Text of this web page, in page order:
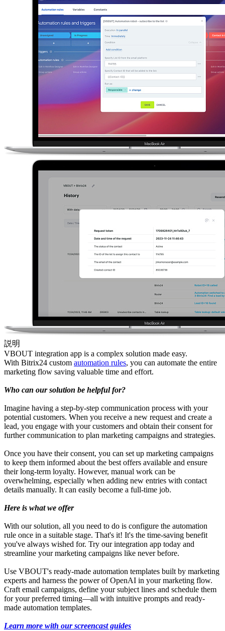
説明
VBOUT integration app is a complex solution made easy.
With Bitrix24 custom automation rules, you can automate the entire
marketing flow saving valuable time and effort.
Who can our solution be helpful for?
Imagine having a step-by-step communication process with your
potential customers. When you receive a new request and create a
lead, you engage with your customers and obtain their consent for
further communication to plan marketing campaigns and strategies.
Once you have their consent, you can set up marketing campaigns
to keep them informed about the best offers available and ensure
their long-term loyalty. However, manual work can be
overwhelming, especially when adding new entries with contact
details manually. It can easily become a full-time job.
Here is what we offer
With our solution, all you need to do is configure the automation
rule once in a suitable stage. That's it! It's the time-saving benefit
you've always wished for. Try our integration app today and
streamline your marketing campaigns like never before.
Use VBOUT's ready-made automation templates built by marketing
experts and harness the power of OpenAI in your marketing flow.
Craft email campaigns, define your subject lines and schedule them
for your preferred timing—all with intuitive prompts and ready-
made automation templates.
Learn more with our screencast guides